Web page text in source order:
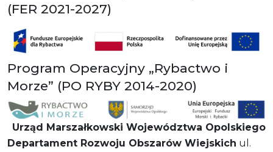
(FER 2021-2027)
Program Operacyjny „Rybactwo i
Morze” (PO RYBY 2014-2020)
Urząd Marszałkowski Województwa Opolskiego
Departament Rozwoju Obszarów Wiejskich ul.